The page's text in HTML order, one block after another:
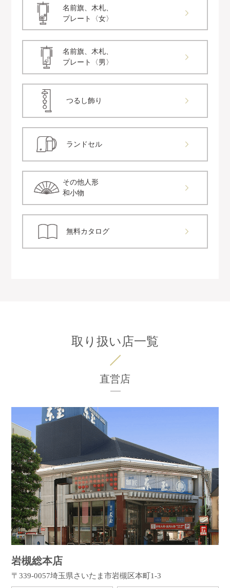
名前旗、木札、
プレート〈女〉
名前旗、木札、
プレート〈男〉
つるし飾り
ランドセル
その他人形
和小物
無料カタログ
取り扱い店一覧
直営店
岩槻総本店
〒339-0057埼玉県さいたま市岩槻区本町1-3